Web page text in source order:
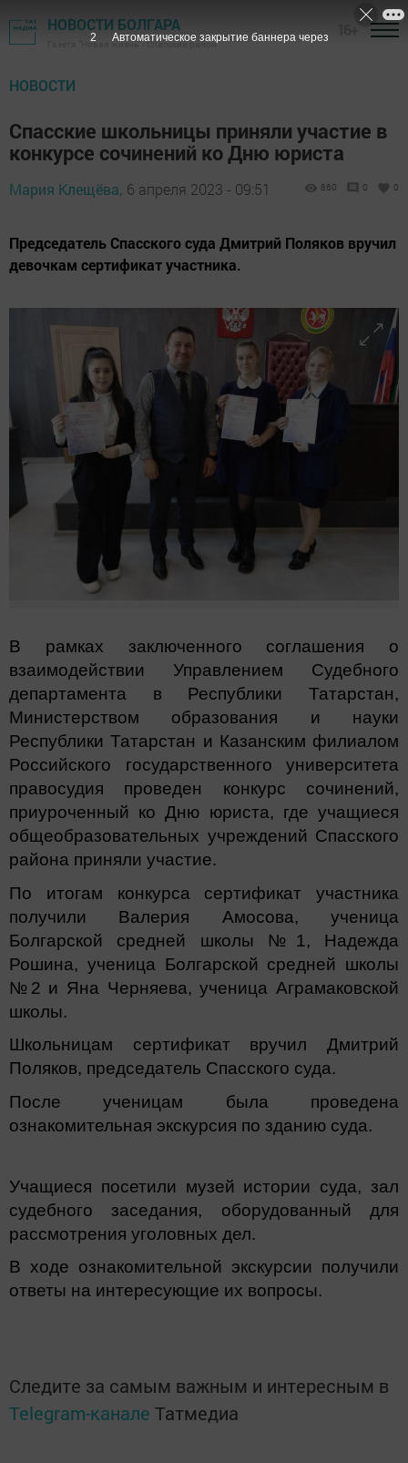
НОВОСТИ БОЛГАРА
Газета "Новая жизнь" - Спасский район
НОВОСТИ
Спасские школьницы приняли участие в
конкурсе сочинений ко Дню юриста
Мария Клещёва, 6 апреля 2023 - 09:51 860 0 0
Председатель Спасского суда Дмитрий Поляков вручил
девочкам сертификат участника.
В рамках заключенного соглашения о
взаимодействии Управлением Судебного
департамента в Республики Татарстан,
Министерством образования и науки
Республики Татарстан и Казанским филиалом
Российского государственного университета
правосудия проведен конкурс сочинений,
приуроченный ко Дню юриста, где учащиеся
общеобразовательных учреждений Спасского
района приняли участие.
По итогам конкурса сертификат участника
получили Валерия Амосова, ученица
Болгарской средней школы №1, Надежда
Рошина, ученица Болгарской средней школы
№2 и Яна Черняева, ученица Аграмаковской
школы.
Школьницам сертификат вручил Дмитрий
Поляков, председатель Спасского суда.
После ученицам была проведена
ознакомительная экскурсия по зданию суда.
Учащиеся посетили музей истории суда, зал
судебного заседания, оборудованный для
рассмотрения уголовных дел.
В ходе ознакомительной экскурсии получили
ответы на интересующие их вопросы.
Следите за самым важным и интересным в
Telegram-канале Татмедиа
1 Автоматическое закрытие баннера через